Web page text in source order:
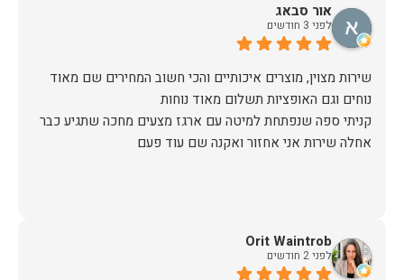
אור סבאג
לפני 3 חודשים
שירות מצוין, מוצרים איכותיים והכי חשוב המחירים שם מאוד
קניתי ספה שנפתחת למיטה עם ארגז מצעים מחכה שתגיע כבר
אחלה שירות אני אחזור ואקנה שם עוד פעם
Orit Waintrob
לפני 2 חודשים